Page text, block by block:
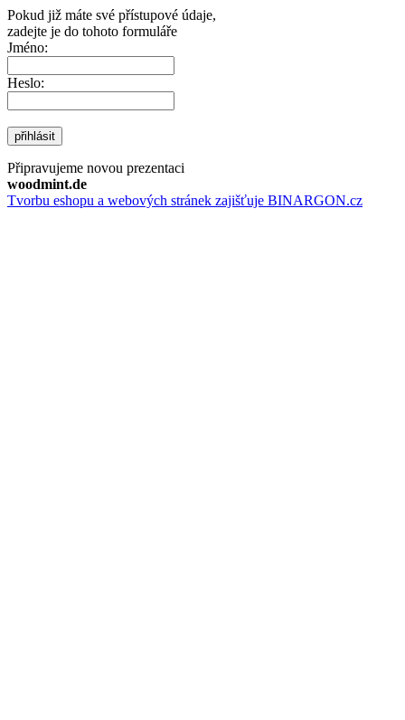
Pokud již máte své přístupové údaje,
zadejte je do tohoto formuláře
Jméno:
Heslo:
přihlásit
Připravujeme novou prezentaci
woodmint.de
Tvorbu eshopu a webových stránek zajišťuje BINARGON.cz